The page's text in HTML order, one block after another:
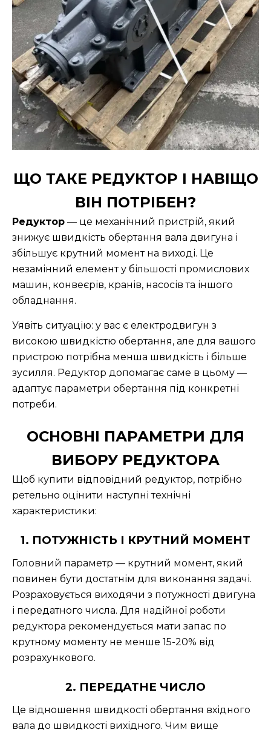
ЩО ТАКЕ РЕДУКТОР І НАВІЩО
ВІН ПОТРІБЕН?
Редуктор — це механічний пристрій, який
знижує швидкість обертання вала двигуна і
збільшує крутний момент на виході. Це
незамінний елемент у більшості промислових
машин, конвеєрів, кранів, насосів та іншого
обладнання.
Уявіть ситуацію: у вас є електродвигун з
високою швидкістю обертання, але для вашого
пристрою потрібна менша швидкість і більше
зусилля. Редуктор допомагає саме в цьому —
адаптує параметри обертання під конкретні
потреби.
ОСНОВНІ ПАРАМЕТРИ ДЛЯ
ВИБОРУ РЕДУКТОРА
Щоб купити відповідний редуктор, потрібно
ретельно оцінити наступні технічні
характеристики:
1. ПОТУЖНІСТЬ І КРУТНИЙ МОМЕНТ
Головний параметр — крутний момент, який
повинен бути достатнім для виконання задачі.
Розраховується виходячи з потужності двигуна
і передатного числа. Для надійної роботи
редуктора рекомендується мати запас по
крутному моменту не менше 15-20% від
розрахункового.
2. ПЕРЕДАТНЕ ЧИСЛО
Це відношення швидкості обертання вхідного
вала до швидкості вихідного. Чим вище